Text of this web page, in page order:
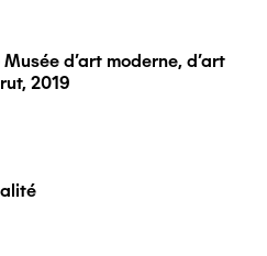
d'art moderne, d'art
2019